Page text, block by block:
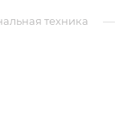
техника —